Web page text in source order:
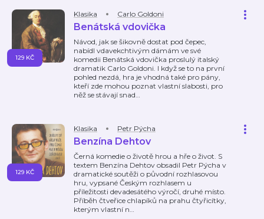
Klasika Carlo Goldoni
Benátská vdovička
Návod, jak se šikovně dostat pod čepec,
nabídl vdavekchtivým dámám ve své
komedii Benátská vdovička proslulý italský
dramatik Carlo Goldoni. I když se to na první
pohled nezdá, hra je vhodná také pro pány,
kteří zde mohou poznat vlastní slabosti, pro
něž se stávají snad…
129 KČ
Klasika Petr Pýcha
Benzína Dehtov
Černá komedie o životě hrou a hře o život. S
textem Benzína Dehtov obsadil Petr Pýcha v
dramatické soutěži o původní rozhlasovou
hru, vypsané Českým rozhlasem u
příležitosti devadesátého výročí, druhé místo.
Příběh čtveřice chlapíků na prahu čtyřicítky,
kterým vlastní n…
129 KČ